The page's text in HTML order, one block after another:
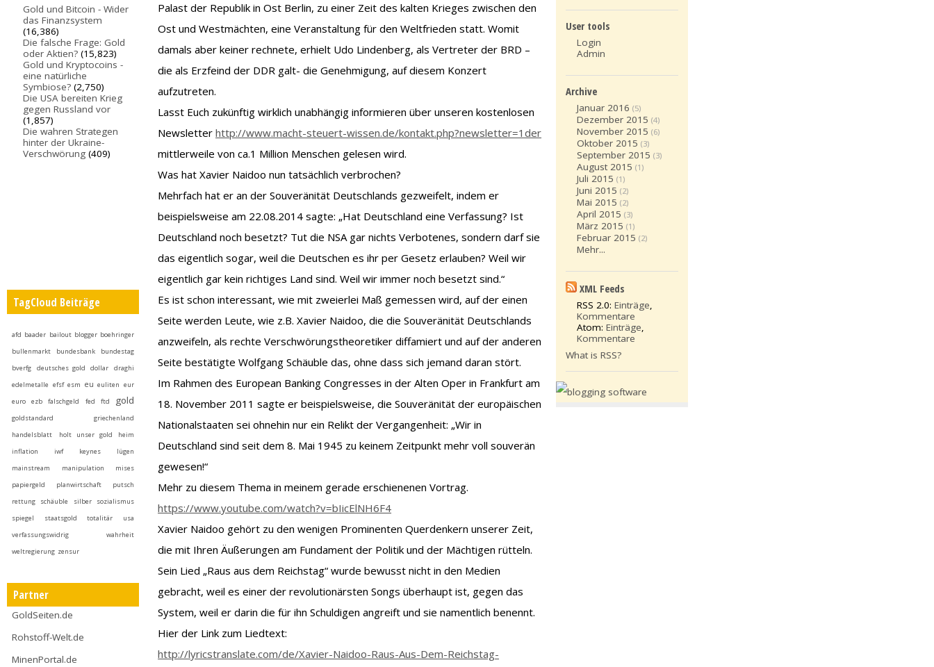
Gold und Bitcoin - Wider
das Finanzsystem
(16,386)
Die falsche Frage: Gold
oder Aktien? (15,823)
Gold und Kryptocoins -
eine natürliche
Symbiose? (2,750)
Die USA bereiten Krieg
gegen Russland vor
(1,857)
Die wahren Strategen
hinter der Ukraine-
Verschwörung (409)
TagCloud Beiträge
afd baader bailout blogger boehringer
bullenmarkt
bundesbank
bundestag
bverfg
deutsches gold dollar
draghi
edelmetalle efsf esm eu euliten eur
euro
ezb falschgeld fed ftd gold
goldstandard
griechenland
handelsblatt
holt unser gold heim
inflation
iwf keynes
lügen
mainstream
manipulation
mises
papiergeld
planwirtschaft
putsch
rettung
schäuble silber
sozialismus
spiegel
staatsgold totalitär
usa
verfassungswidrig
wahrheit
weltregierung zensur
Partner
GoldSeiten.de
Rohstoff-Welt.de
MinenPortal.de
Palast der Republik in Ost Berlin, zu einer Zeit des kalten Krieges zwischen den
Ost und Westmächten, eine Veranstaltung für den Weltfrieden statt. Womit
damals aber keiner rechnete, erhielt Udo Lindenberg, als Vertreter der BRD –
die als Erzfeind der DDR galt- die Genehmigung, auf diesem Konzert
aufzutreten.
Lasst Euch zukünftig wirklich unabhängig informieren über unseren kostenlosen
Newsletterhttp://www.macht-steuert-wissen.de/kontakt.php?newsletter=1der
mittlerweile von ca.1 Million Menschen gelesen wird.
Was hat Xavier Naidoo nun tatsächlich verbrochen?
Mehrfach hat er an der Souveränität Deutschlands gezweifelt, indem er
beispielsweise am 22.08.2014 sagte: „Hat Deutschland eine Verfassung? Ist
Deutschland noch besetzt? Tut die NSA gar nichts Verbotenes, sondern darf sie
das eigentlich sogar, weil die Deutschen es ihr per Gesetz erlauben? Weil wir
eigentlich gar kein richtiges Land sind. Weil wir immer noch besetzt sind.“
Es ist schon interessant, wie mit zweierlei Maß gemessen wird, auf der einen
Seite werden Leute, wie z.B. Xavier Naidoo, die die Souveränität Deutschlands
anzweifeln, als rechte Verschwörungstheoretiker diffamiert und auf der anderen
Seite bestätigte Wolfgang Schäuble das, ohne dass sich jemand daran stört.
Im Rahmen des European Banking Congresses in der Alten Oper in Frankfurt am
18. November 2011 sagte er beispielsweise, die Souveränität der europäischen
Nationalstaaten sei ohnehin nur ein Relikt der Vergangenheit: „Wir in
Deutschland sind seit dem 8. Mai 1945 zu keinem Zeitpunkt mehr voll souverän
gewesen!“
Mehr zu diesem Thema in meinem gerade erschienenen Vortrag.
https://www.youtube.com/watch?v=bIicElNH6F4
Xavier Naidoo gehört zu den wenigen Prominenten Querdenkern unserer Zeit,
die mit Ihren Äußerungen am Fundament der Politik und der Mächtigen rütteln.
Sein Lied „Raus aus dem Reichstag“ wurde bewusst nicht in den Medien
gebracht, weil es einer der revolutionärsten Songs überhaupt ist, gegen das
System, weil er darin die für ihn Schuldigen angreift und sie namentlich benennt.
Hier der Link zum Liedtext:
http://lyricstranslate.com/de/Xavier-Naidoo-Raus-Aus-Dem-Reichstag-
User tools
Login
Admin
Archive
Januar 2016 (5)
Dezember 2015 (4)
November 2015 (6)
Oktober 2015 (3)
September 2015 (3)
August 2015 (1)
Juli 2015 (1)
Juni 2015 (2)
Mai 2015 (2)
April 2015 (3)
März 2015 (1)
Februar 2015 (2)
Mehr...
XML Feeds
RSS 2.0:Einträge,
Kommentare
Atom:Einträge,
Kommentare
What is RSS?